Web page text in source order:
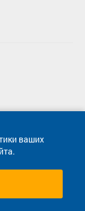
ваших
продажи